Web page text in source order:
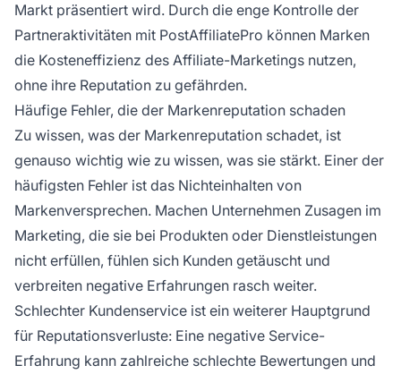
Markt präsentiert wird. Durch die enge Kontrolle der
Partneraktivitäten mit PostAffiliatePro können Marken
die Kosteneffizienz des Affiliate-Marketings nutzen,
ohne ihre Reputation zu gefährden.
Häufige Fehler, die der Markenreputation schaden
Zu wissen, was der Markenreputation schadet, ist
genauso wichtig wie zu wissen, was sie stärkt. Einer der
häufigsten Fehler ist das Nichteinhalten von
Markenversprechen. Machen Unternehmen Zusagen im
Marketing, die sie bei Produkten oder Dienstleistungen
nicht erfüllen, fühlen sich Kunden getäuscht und
verbreiten negative Erfahrungen rasch weiter.
Schlechter Kundenservice ist ein weiterer Hauptgrund
für Reputationsverluste: Eine negative Service-
Erfahrung kann zahlreiche schlechte Bewertungen und